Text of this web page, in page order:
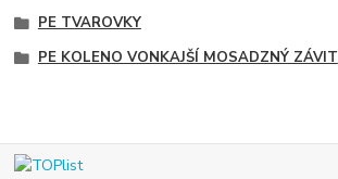
PE TVAROVKY
PE KOLENO VONKAJŠÍ MOSADZNÝ ZÁVIT